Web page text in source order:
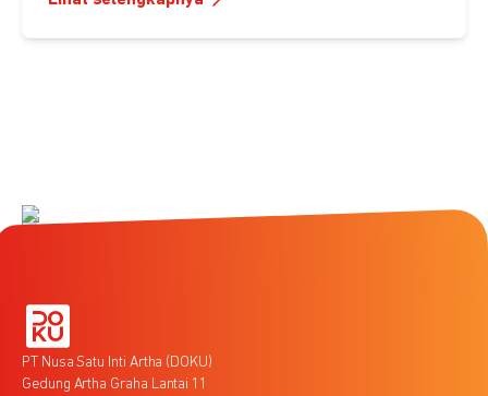
PT Nusa Satu Inti Artha (DOKU)
Gedung Artha Graha Lantai 11